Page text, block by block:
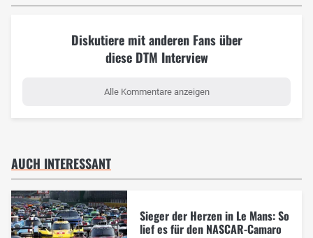
Diskutiere mit anderen Fans über
diese DTM Interview
Alle Kommentare anzeigen
AUCH INTERESSANT
Sieger der Herzen in Le Mans: So
lief es für den NASCAR-Camaro